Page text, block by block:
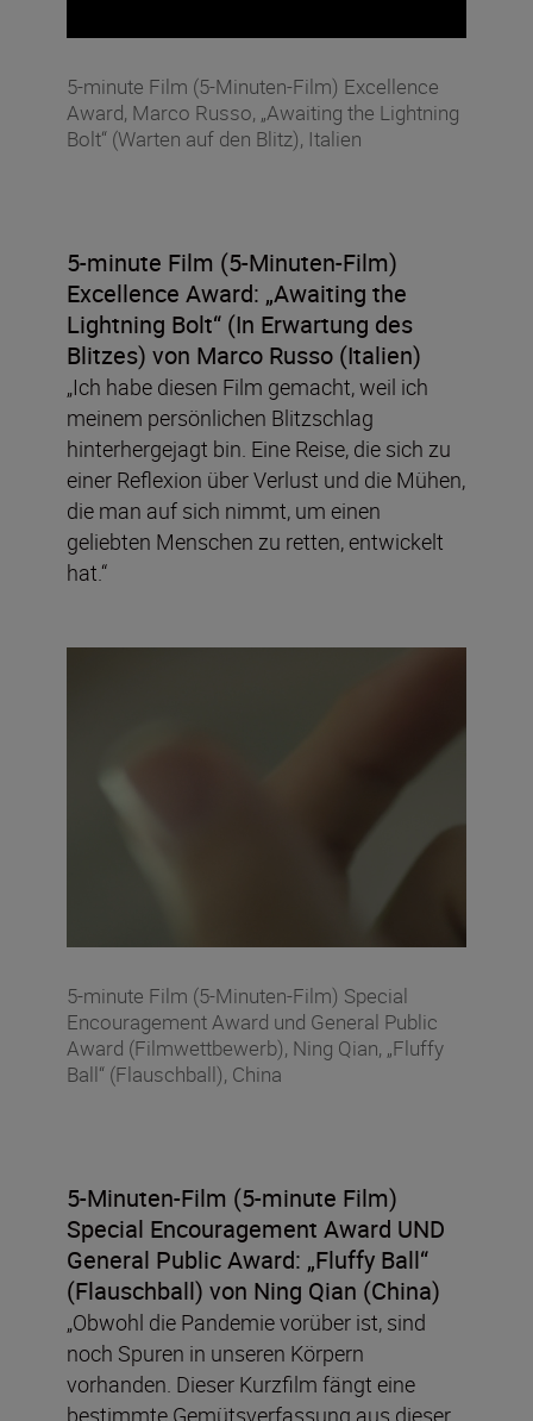
5-minute Film (5-Minuten-Film) Excellence
Award, Marco Russo, „Awaiting the Lightning
Bolt“ (Warten auf den Blitz), Italien
5-minute Film (5-Minuten-Film)
Excellence Award: „Awaiting the
Lightning Bolt“ (In Erwartung des
Blitzes) von Marco Russo (Italien)
„Ich habe diesen Film gemacht, weil ich
meinem persönlichen Blitzschlag
hinterhergejagt bin. Eine Reise, die sich zu
einer Reflexion über Verlust und die Mühen,
die man auf sich nimmt, um einen
geliebten Menschen zu retten, entwickelt
hat.“
5-minute Film (5-Minuten-Film) Special
Encouragement Award und General Public
Award (Filmwettbewerb), Ning Qian, „Fluffy
Ball“ (Flauschball), China
5-Minuten-Film (5-minute Film)
Special Encouragement Award UND
General Public Award: „Fluffy Ball“
(Flauschball) von Ning Qian (China)
„Obwohl die Pandemie vorüber ist, sind
noch Spuren in unseren Körpern
vorhanden. Dieser Kurzfilm fängt eine